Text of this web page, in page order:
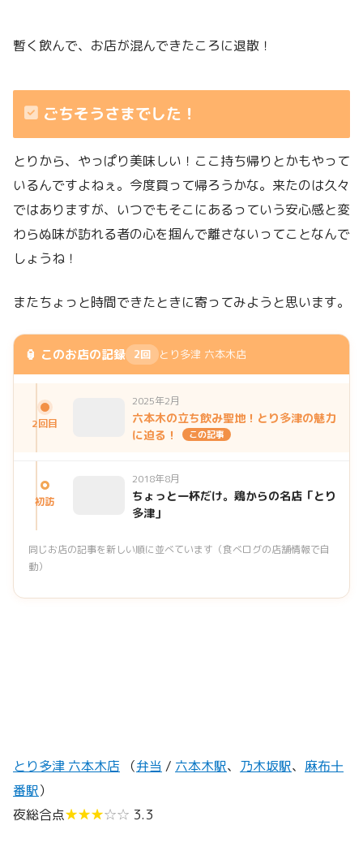
暫く飲んで、お店が混んできたころに退散！
ごちそうさまでした！
とりから、やっぱり美味しい！ここ持ち帰りとかもやって
いるんですよねぇ。今度買って帰ろうかな。来たのは久々
ではありますが、いつでもそこにあるっていう安心感と変
わらぬ味が訪れる者の心を掴んで離さないってことなんで
しょうね！
またちょっと時間できたときに寄ってみようと思います。
🏮 このお店の記録 2回 とり多津 六本木店
2回目
2025年2月
六本木の立ち飲み聖地！とり多津の魅力
に迫る！
この記事
初訪
2018年8月
ちょっと一杯だけ。鶏からの名店「とり
多津」
同じお店の記事を新しい順に並べています（食べログの店舗情報で自
動）
とり多津 六本木店 （弁当 / 六本木駅、 乃木坂駅、 麻布十
番駅）
夜総合点★★★☆☆ 3.3